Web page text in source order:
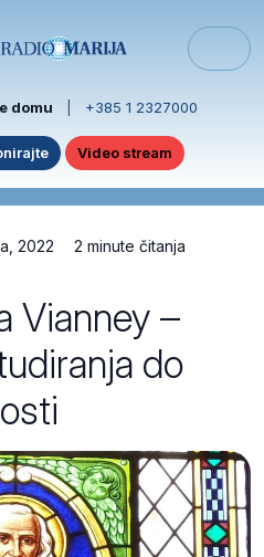
domu +385 1 2327000
Video stream
2022 2 minute čitanja
Vianney –
do